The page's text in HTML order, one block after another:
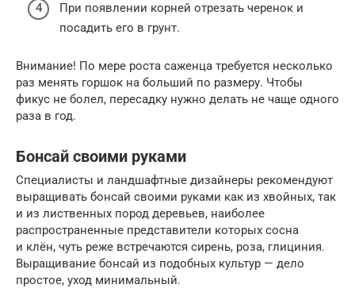
При появлении корней отрезать черенок и
посадить его в грунт.
Внимание! По мере роста саженца требуется несколько
раз менять горшок на больший по размеру. Чтобы
фикус не болел, пересадку нужно делать не чаще одного
раза в год.
Бонсай своими руками
Специалисты и ландшафтные дизайнеры рекомендуют
выращивать бонсай своими руками как из хвойных, так
и из лиственных пород деревьев, наиболее
распространенные представители которых сосна
и клён, чуть реже встречаются сирень, роза, глициния.
Выращивание бонсай из подобных культур — дело
простое, уход минимальный.